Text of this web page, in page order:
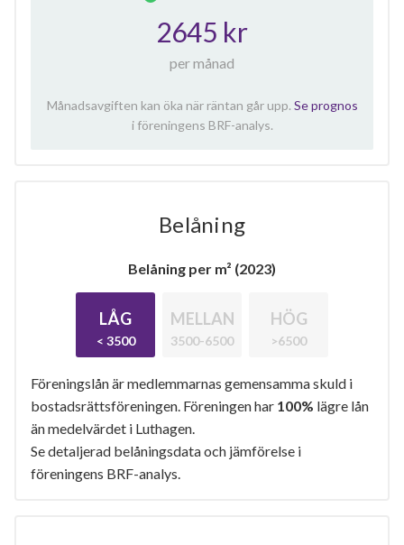
2645 kr
per månad
Månadsavgiften kan öka när räntan går upp. Se prognos
i föreningens BRF-analys.
Belåning
Belåning per m² (2023)
LÅG
< 3500
MELLAN
3500-6500
HÖG
>6500
Föreningslån är medlemmarnas gemensamma skuld i
bostadsrättsföreningen. Föreningen har 100% lägre lån
än medelvärdet i Luthagen.
Se detaljerad belåningsdata och jämförelse i
föreningens BRF-analys.